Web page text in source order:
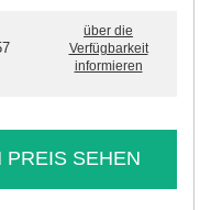
über die
Verfügbarkeit
informieren
PREIS SEHEN